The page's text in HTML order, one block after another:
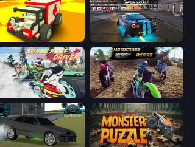
Super Fast Driver MotoCross Riders